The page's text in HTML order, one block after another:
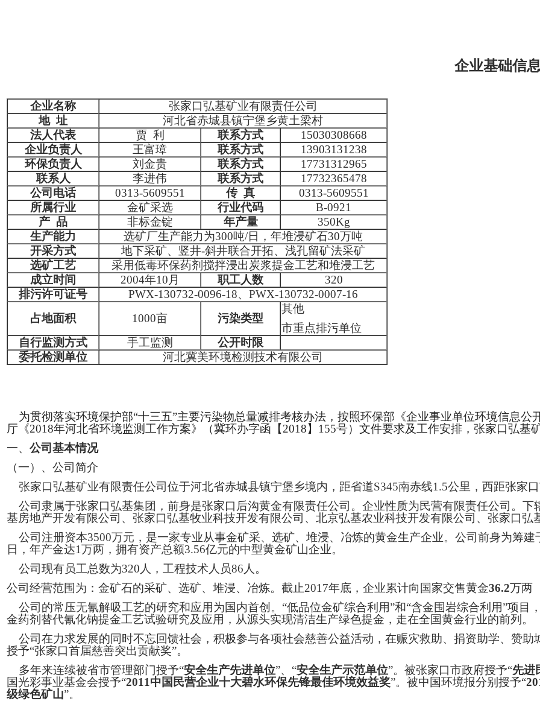
企业基础信
企业名称
张家口弘基矿业有限责任公司
地 址
河北省赤城县镇宁堡乡黄土梁村
法人代表
贾 利 联系方式
15030308668
企业负责人
王富璋 联系方式
13903131238
环保负责人
刘金贵 联系方式
17731312965
联系人
李进伟 联系方式
17732365478
公司电话
0313-5609551 传 真
0313-5609551
所属行业
金矿采选 行业代码
B-0921
产 品
非标金锭 年产量
350Kg
生产能力
选矿厂生产能力为300吨/日，年堆浸矿石30万吨
开采方式
地下采矿、竖井-斜井联合开拓、浅孔留矿法采矿
选矿工艺
采用低毒环保药剂搅拌浸出炭浆提金工艺和堆浸工艺
成立时间
2004年10月 职工人数
320
排污许可证号
PWX-130732-0096-18、PWX-130732-0007-16
占地面积
1000亩 污染类型
其他
市重点排污单位
自行监测方式
手工监测
公开时限
委托检测单位
河北冀美环境检测技术有限公司
为贯彻落实环境保护部“十三五”主要污染物总量减排考核办法，按照环保部《企业事业单位环境信息
厅《2018年河北省环境监测工作方案》（冀环办字函【2018】155号）文件要求及工作安排，张家口弘基
一、 公司基本情况
（一） 、公司简介
张家口弘基矿业有限责任公司位于河北省赤城县镇宁堡乡境内，距省道S345南赤线1.5公里，西距张家
公司隶属于张家口弘基集团，前身是张家口后沟黄金有限责任公司。企业性质为民营有限责任公司。下
基房地产开发有限公司、张家口弘基牧业科技开发有限公司、北京弘基农业科技开发有限公司、张家口弘
公司注册资本3500万元，是一家专业从事金矿采、选矿、堆浸、冶炼的黄金生产企业。公司前身为筹
日，年产金达1万两，拥有资产总额3.56亿元的中型黄金矿山企业。
公司现有员工总数为320人，工程技术人员86人。
公司经营范围为：金矿石的采矿、选矿、堆浸、冶炼。截止2017年底，企业累计向国家交售黄金36.2万两
公司的常压无氰解吸工艺的研究和应用为国内首创。 “低品位金矿综合利用”和“含金围岩综合利用”项
金药剂替代氰化钠提金工艺试验研究及应用，从源头实现清洁生产绿色提金，走在全国黄金行业的前列。
公司在力求发展的同时不忘回馈社会，积极参与各项社会慈善公益活动，在赈灾救助、捐资助学、赞助
授予“张家口首届慈善突出贡献奖”。
多年来连续被省市管理部门授予“安全生产先进单位”、“安全生产示范单位”。被张家口市政府授予“先进
国光彩事业基金会授予“2011中国民营企业十大碧水环保先锋最佳环境效益奖”。被中国环境报分别授予“
级绿色矿山”。